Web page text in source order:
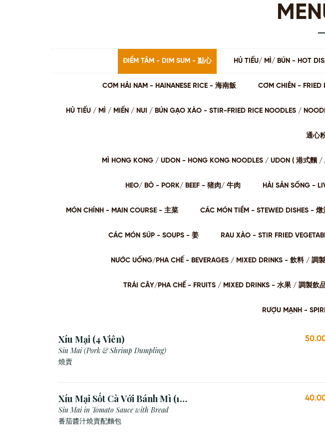
ĐIỂM TÂM - DIM SUM - 點心 HỦ TIẾU/ MÌ/ BÚN - HOT
CƠM HẢI NAM - HAINANESE RICE - 海南飯 CƠM CHIÊN - FRIED
HỦ TIẾU / MÌ / MIẾN / NUI / BÚN GẠO XÀO - STIR-FRIED RICE NOODLES /
通⼼
MÌ HONG KONG / UDON - HONG KONG NOODLES / UDON ( 港式麵 /
HEO/ BÒ - PORK/ BEEF - 猪肉/ 牛肉 HẢI SẢN SỐNG -
MÓN CHÍNH - MAIN COURSE - 主菜 CÁC MÓN TIỀM - STEWED DISHES - 燉
CÁC MÓN SÚP - SOUPS - 姜 RAU XÀO - STIR FRIED
NƯỚC UỐNG/PHA CHẾ - BEVERAGES / MIXED DRINKS - 飲料 / 調
TRÁI CÂY/PHA CHẾ - FRUITS / MIXED DRINKS - ⽔果 / 調製飲
RƯỢU MẠNH -
Xíu Mại (4 Viên)
Siu Mai (Pork & Shrimp Dumpling)
燒賣
Xíu Mại Sốt Cà Với Bánh Mì (1
Viên)
Siu Mai in Tomato Sauce with Bread
番茄醬汁燒賣配麵包